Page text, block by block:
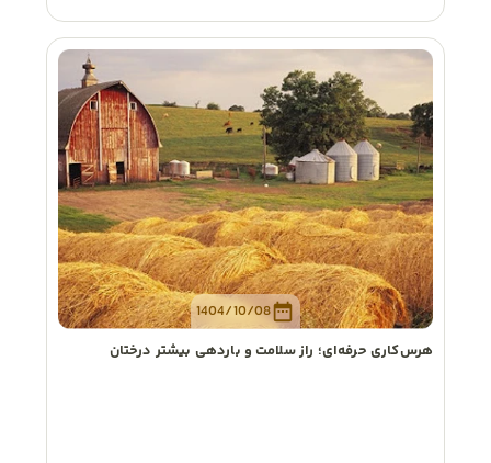
1404/10/08
هرس‌کاری حرفه‌ای؛ راز سلامت و باردهی بیشتر درختان